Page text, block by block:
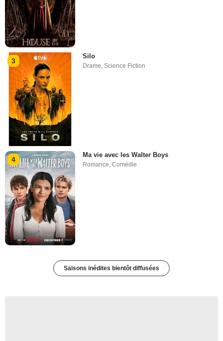
3
Silo
Drame,Science Fiction
4
Ma vie avec les Walter Boys
Romance,Comédie
Saisons inédites bientôt diffusées